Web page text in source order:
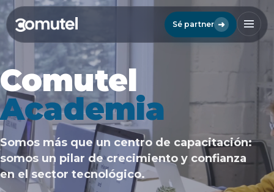
Sé partner ➜
Comutel
Academia
Somos más que un centro de capacitación:
somos un pilar de crecimiento y confianza
en el sector tecnológico.